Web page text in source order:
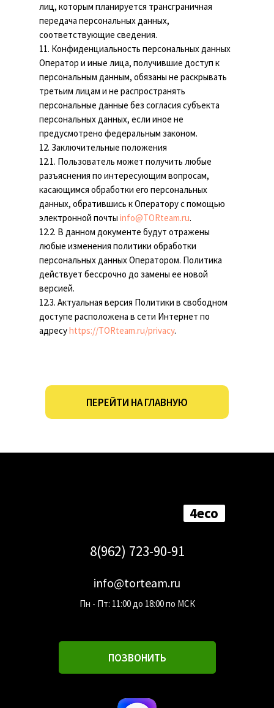
лиц, которым планируется трансграничная
передача персональных данных,
соответствующие сведения.
11. Конфиденциальность персональных данных
Оператор и иные лица, получившие доступ к
персональным данным, обязаны не раскрывать
третьим лицам и не распространять
персональные данные без согласия субъекта
персональных данных, если иное не
предусмотрено федеральным законом.
12. Заключительные положения
12.1. Пользователь может получить любые
разъяснения по интересующим вопросам,
касающимся обработки его персональных
данных, обратившись к Оператору с помощью
электронной почты info@TORteam.ru.
12.2. В данном документе будут отражены
любые изменения политики обработки
персональных данных Оператором. Политика
действует бессрочно до замены ее новой
версией.
12.3. Актуальная версия Политики в свободном
доступе расположена в сети Интернет по
адресуhttps://TORteam.ru/privacy.
ПЕРЕЙТИ НА ГЛАВНУЮ
info@torteam.ru
8(962) 723-90-91
4eco
Пн - Пт: 11:00 до 18:00 по МСК
ПОЗВОНИТЬ